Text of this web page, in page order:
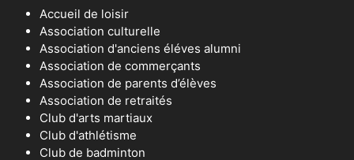
Accueil de loisir
Association culturelle
Association d'anciens éléves alumni
Association de commerçants
Association de parents d’élèves
Association de retraités
Club d'arts martiaux
Club d'athlétisme
Club de badminton